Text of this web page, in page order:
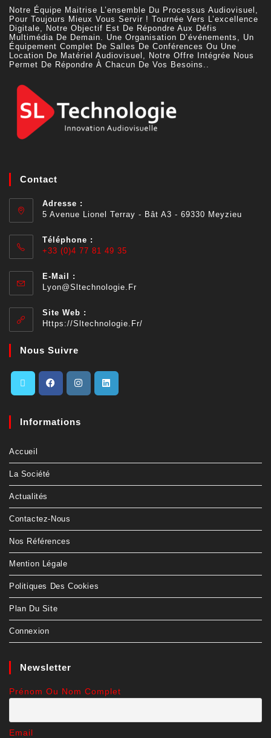
Notre Équipe Maitrise L’ensemble Du Processus Audiovisuel,
Pour Toujours Mieux Vous Servir ! Tournée Vers L’excellence
Digitale, Notre Objectif Est De Répondre Aux Défis
Multimédia De Demain. Une Organisation D’événements, Un
Équipement Complet De Salles De Conférences Ou Une
Location De Matériel Audiovisuel, Notre Offre Intégrée Nous
Permet De Répondre À Chacun De Vos Besoins..
Contact
Adresse :
5 Avenue Lionel Terray - Bât A3 - 69330 Meyzieu
Téléphone :
+33 (0)4 77 81 49 35
E-Mail :
Lyon@sltechnologie.fr
Site Web :
Https://sltechnologie.fr/
Nous Suivre
Informations
Accueil
La Société
Actualités
Contactez-Nous
Nos Références
Mention Légale
Politiques Des Cookies
Plan Du Site
Connexion
Newsletter
Prénom Ou Nom Complet
Email